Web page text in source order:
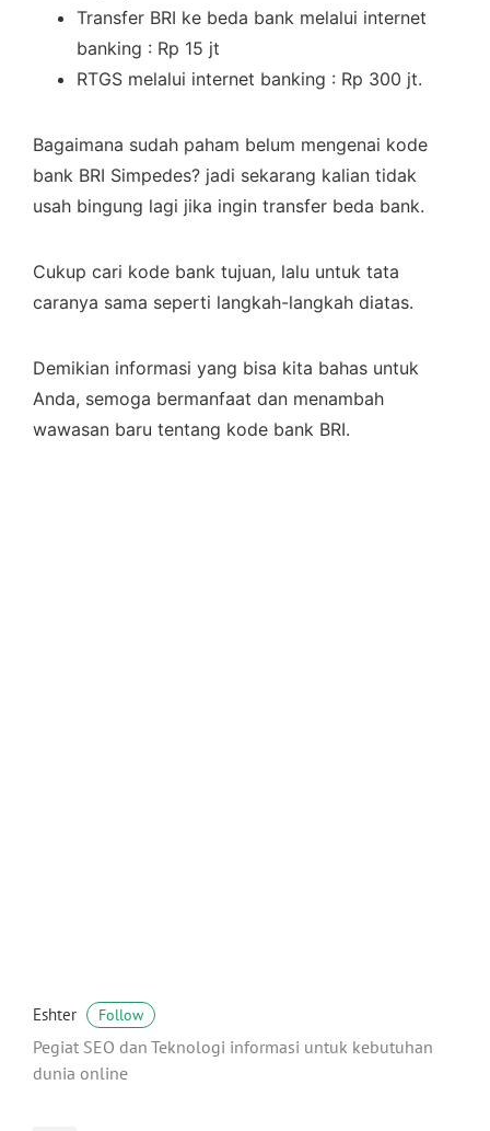
Transfer BRI ke beda bank melalui internet
banking : Rp 15 jt
RTGS melalui internet banking : Rp 300 jt.
Bagaimana sudah paham belum mengenai kode
bank BRI Simpedes? jadi sekarang kalian tidak
usah bingung lagi jika ingin transfer beda bank.
Cukup cari kode bank tujuan, lalu untuk tata
caranya sama seperti langkah-langkah diatas.
Demikian informasi yang bisa kita bahas untuk
Anda, semoga bermanfaat dan menambah
wawasan baru tentang kode bank BRI.
Eshter Follow
Pegiat SEO dan Teknologi informasi untuk kebutuhan
dunia online